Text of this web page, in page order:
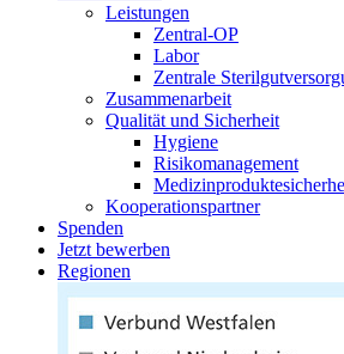
Leistungen
Zentral-OP
Labor
Zentrale
Zusammenarbeit
Qualität und Sicherheit
Hygiene
Risikomanagement
Kooperationspartner
Spenden
Jetzt bewerben
Regionen